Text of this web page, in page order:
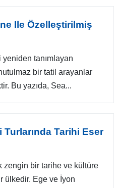
Ile Özelleştirilmiş
tanımlayan
bir tatil arayanlar
Bu yazıda, Sea...
Turlarında Tarihi Eser
zengin bir tarihe ve kültüre
ülkedir. Ege ve İyon